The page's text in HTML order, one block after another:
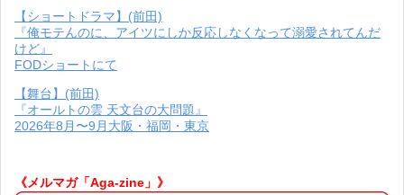
【ショートドラマ】(前田)
『俺モテんのに、アイツにしか反応しなくなって溺愛されてんだ
けど』
FODショートにて
【舞台】(前田)
『オールトの雲 天文台の大問題』
2026年8月〜9月大阪・福岡・東京
《メルマガ「Aga-zine」》